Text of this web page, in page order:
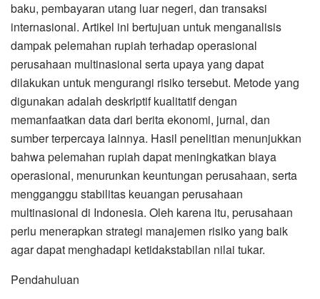
baku, pembayaran utang luar negeri, dan transaksi
internasional. Artikel ini bertujuan untuk menganalisis
dampak pelemahan rupiah terhadap operasional
perusahaan multinasional serta upaya yang dapat
dilakukan untuk mengurangi risiko tersebut. Metode yang
digunakan adalah deskriptif kualitatif dengan
memanfaatkan data dari berita ekonomi, jurnal, dan
sumber terpercaya lainnya. Hasil penelitian menunjukkan
bahwa pelemahan rupiah dapat meningkatkan biaya
operasional, menurunkan keuntungan perusahaan, serta
mengganggu stabilitas keuangan perusahaan
multinasional di Indonesia. Oleh karena itu, perusahaan
perlu menerapkan strategi manajemen risiko yang baik
agar dapat menghadapi ketidakstabilan nilai tukar.
Pendahuluan